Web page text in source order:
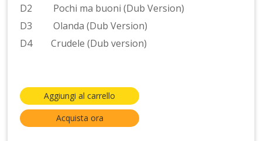
D2 Pochi ma buoni (Dub Version)
D3 Olanda (Dub Version)
D4 Crudele (Dub version)
Aggiungi al carrello
Acquista ora